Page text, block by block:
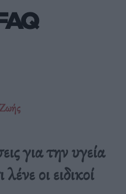
για την υγεία
οι ειδικοί